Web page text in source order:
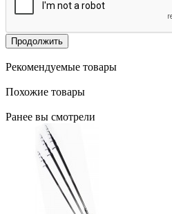
Продолжить
Рекомендуемые товары
Похожие товары
Ранее вы смотрели